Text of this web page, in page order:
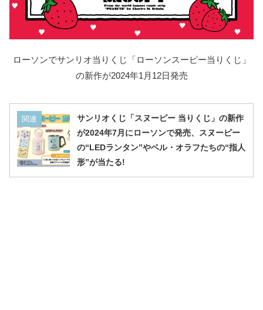
ローソンでサンリオ当りくじ「ローソンスーピー当りくじ」
の新作が2024年1月12日発売
関連
サンリオくじ「スヌーピー 当りくじ」の新作
が2024年7月にローソンで発売、スヌーピー
の“LEDランタン”やベル・オラフたちの“指人
形”が当たる!